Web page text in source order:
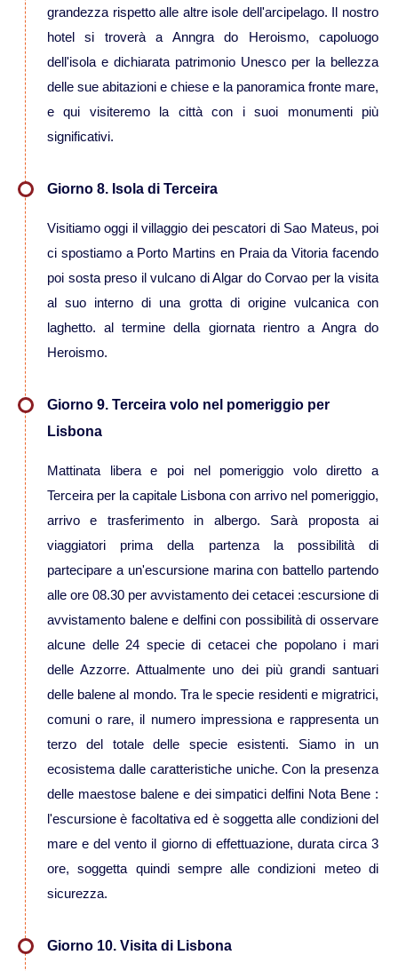
Viaggi in Messico
Viaggi in Nicaragua
Europa
Viaggi in Norvegia Lapponia e nord
Europa
Medio Oriente
Viaggi in Oman
Viaggi in USA
Oceania
Viaggi in Isole Cook
Viaggi in Nuova Zelanda
Viaggi in Australia
Viaggi in Fiji
Viaggi in Nuova Caledonia
grandezza rispetto alle altre isole dell'arcipelago. Il nostro
hotel si troverà a Anngra do Heroismo, capoluogo
dell'isola e dichiarata patrimonio Unesco per la bellezza
delle sue abitazioni e chiese e la panoramica fronte mare,
e qui visiteremo la città con i suoi monumenti più
significativi.
Giorno 8. Isola di Terceira
Visitiamo oggi il villaggio dei pescatori di Sao Mateus, poi
ci spostiamo a Porto Martins en Praia da Vitoria facendo
poi sosta preso il vulcano di Algar do Corvao per la visita
al suo interno di una grotta di origine vulcanica con
laghetto. al termine della giornata rientro a Angra do
Heroismo.
Giorno 9. Terceira volo nel pomeriggio per
Lisbona
Mattinata libera e poi nel pomeriggio volo diretto a
Terceira per la capitale Lisbona con arrivo nel pomeriggio,
arrivo e trasferimento in albergo. Sarà proposta ai
viaggiatori prima della partenza la possibilità di
partecipare a un'escursione marina con battello partendo
alle ore 08.30 per avvistamento dei cetacei :escursione di
avvistamento balene e delfini con possibilità di osservare
alcune delle 24 specie di cetacei che popolano i mari
delle Azzorre. Attualmente uno dei più grandi santuari
delle balene al mondo. Tra le specie residenti e migratrici,
comuni o rare, il numero impressiona e rappresenta un
terzo del totale delle specie esistenti. Siamo in un
ecosistema dalle caratteristiche uniche. Con la presenza
delle maestose balene e dei simpatici delfini Nota Bene :
l'escursione è facoltativa ed è soggetta alle condizioni del
mare e del vento il giorno di effettuazione, durata circa 3
ore, soggetta quindi sempre alle condizioni meteo di
sicurezza.
Giorno 10. Visita di Lisbona